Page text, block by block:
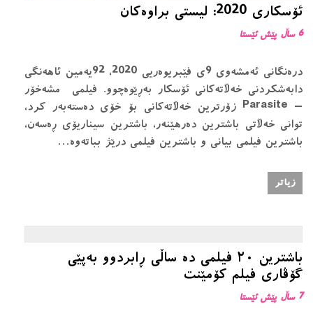
ئۆسکاری 2020: لیستی براوەکان
6 ساڵ پێش ئێستا
درەنگانی ئەمشەوی 9ی فێبریوەریی 2020، 92یەمین ئاهەنگی
دابەشکردنی خەڵاتەکانی ئۆسکار بەڕێوەچوو. فیلمی مشەخۆر
– Parasite زۆرترین خەڵاتەکانی بۆ خۆی دەستەبەر کرد،
توانی خەڵاتی باشترین دەرهێنەر، باشترین سیناریۆی ڕەسەن،
باشترین فیلمی بیانی و باشترین فیلمی درێژ بباتەوە…
زیاتر
باشترین ٢٠ فیلمی دە ساڵی ڕابردوو بەپێی
گۆڤاری فیلم کۆمێنت
7 ساڵ پێش ئێستا